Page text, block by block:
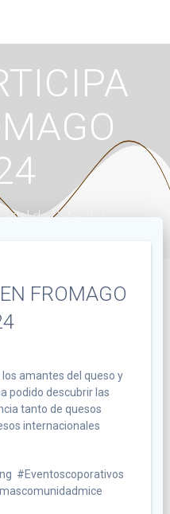
de Catering
FROMAGO
amantes del queso y
podido descubrir las
tanto de quesos
internacionales
#Eventoscoporativos